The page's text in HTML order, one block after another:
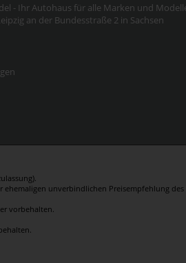
- Ihr Autohaus für alle Marken und
an der Bundesstraße 2 in Sachsen
unverbindlichen Preisempfehlung des
vorbehalten.